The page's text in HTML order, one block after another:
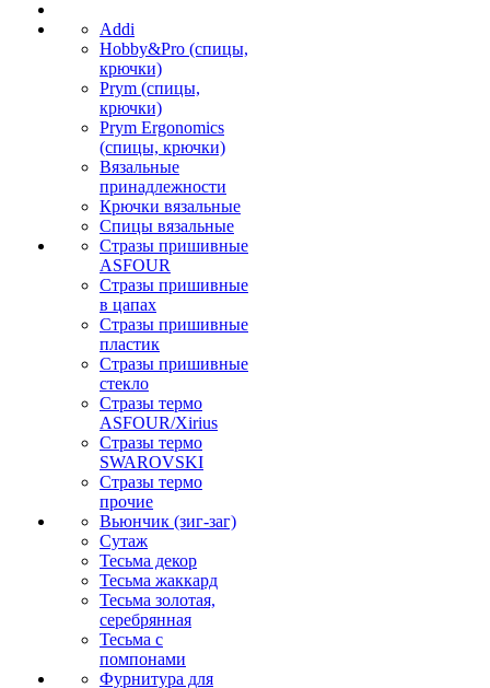
Addi
Hobby&Pro (спицы,
крючки)
Prym (спицы,
крючки)
Prym Ergonomics
(спицы, крючки)
Вязальные
принадлежности
Крючки вязальные
Спицы вязальные
Стразы пришивные
ASFOUR
Стразы пришивные
в цапах
Стразы пришивные
пластик
Стразы пришивные
стекло
Стразы термо
ASFOUR/Xirius
Стразы термо
SWAROVSKI
Стразы термо
прочие
Вьюнчик (зиг-заг)
Сутаж
Тесьма декор
Тесьма жаккард
Тесьма золотая,
серебрянная
Тесьма с
помпонами
Фурнитура для